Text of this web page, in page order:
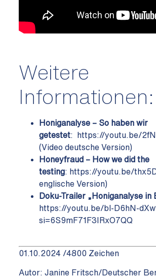
Weitere
Informationen:
Honiganalyse – So haben wir
getestet:
https://youtu.be/
(Video deutsche Version)
Honeyfraud – How we did the
testing: https://youtu.be/
englische Version)
Doku-Trailer „Honiganalyse in
https://youtu.be/bl-D6hN-
si=6S9mF71F3IRxO7QQ
01.10.2024 /4800 Zeichen
Autor: Janine Fritsch/Deutscher